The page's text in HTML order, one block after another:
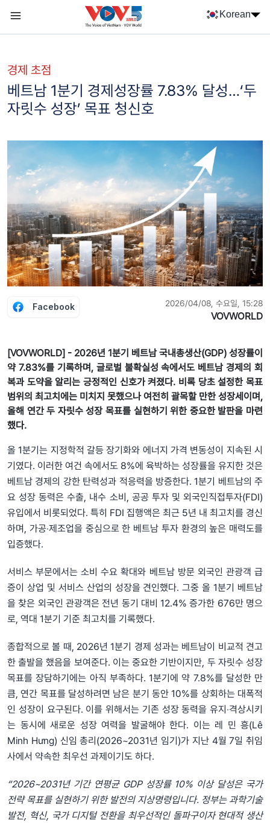
Korean
경제 초점
베트남 1분기 경제성장률 7.83% 달성…‘두
자릿수 성장’ 목표 청신호
Facebook 2026/04/08, 수요일, 15:28
VOVWORLD
[VOVWORLD] - 2026년 1분기 베트남 국내총생산(GDP) 성장률이
약 7.83%를 기록하며, 글로벌 불확실성 속에서도 베트남 경제의 회
복과 도약을 알리는 긍정적인 신호가 켜졌다. 비록 당초 설정한 목표
범위의 최고치에는 미치지 못했으나 여전히 괄목할 만한 성장세이며,
올해 연간 두 자릿수 성장 목표를 실현하기 위한 중요한 발판을 마련
했다.
올 1분기는 지정학적 갈등 장기화와 에너지 가격 변동성이 지속된 시
기였다. 이러한 여건 속에서도 8%에 육박하는 성장률을 유지한 것은
베트남 경제의 강한 탄력성과 적응력을 방증한다. 1분기 베트남의 주
요 성장 동력은 수출, 내수 소비, 공공 투자 및 외국인직접투자(FDI)
유입에서 비롯되었다. 특히 FDI 집행액은 최근 5년 내 최고치를 경신
하며, 가공‧제조업을 중심으로 한 베트남 투자 환경의 높은 매력도를
입증했다.
서비스 부문에서는 소비 수요 확대와 베트남 방문 외국인 관광객 급
증이 상업 및 서비스 산업의 성장을 견인했다. 그중 올 1분기 베트남
을 찾은 외국인 관광객은 전년 동기 대비 12.4% 증가한 676만 명으
로, 역대 1분기 기준 최고치를 기록했다.
종합적으로 볼 때, 2026년 1분기 경제 성과는 베트남이 비교적 견고
한 출발을 했음을 보여준다. 이는 중요한 기반이지만, 두 자릿수 성장
목표를 장담하기에는 아직 부족하다. 1분기에 약 7.8%를 달성한 만
큼, 연간 목표를 달성하려면 남은 분기 동안 10%를 상회하는 대폭적
인 성장이 요구된다. 이를 위해서는 기존 성장 동력을 유지‧격상시키
는 동시에 새로운 성장 여력을 발굴해야 한다. 이는 레 민 흥(Lê
Minh Hưng) 신임 총리(2026~2031년 임기)가 지난 4월 7일 취임
사에서 약속한 최우선 과제이기도 하다.
“2026~2031년 기간 연평균 GDP 성장률 10% 이상 달성은 국가
전략 목표를 실현하기 위한 발전의 지상명령입니다. 정부는 과학기술
발전, 혁신, 국가 디지털 전환을 최우선적인 돌파구이자 현대적 생산